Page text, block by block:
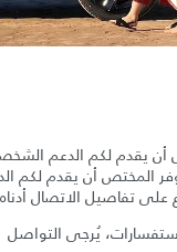
أن يقدم لكم الدعم
المختص أن يقدم لكم
تفاصيل الاتصال
يُرجى التواصل